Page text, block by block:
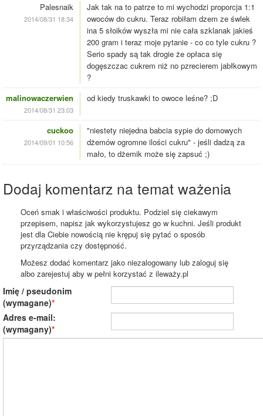
Palesnaik
2014/08/31 18:34
Jak tak na to patrze to mi wychodzi proporcja 1:1
owoców do cukru. Teraz robiłam dzem ze śwlek
ina 5 słoików wyszła mi nie cała szklanak jakieś
200 gram i teraz moje pytanie - co co tyle cukru ?
Serio spady są tak drogie że opłaca się
dogęszczac cukrem niż no pzrecierem jabłkowym
?
malinowaczerwien
2014/08/31 23:03
od kiedy truskawki to owoce leśne? ;D
cuckoo
2014/09/01 10:56
"niestety niejedna babcia sypie do domowych
dżemów ogromne ilości cukru" - jeśli dadzą za
mało, to dżemik może się zapsuć ;)
Dodaj komentarz na temat ważenia
Oceń smak i właściwości produktu. Podziel się ciekawym
przepisem, napisz jak wykorzystujesz go w kuchni. Jeśli produkt
jest dla Ciebie nowością nie krępuj się pytać o sposób
przyrządzania czy dostępność.
Możesz dodać komentarz jako niezalogowany lub zaloguj się
albo zarejestuj aby w pełni korzystać z ileważy.pl
Imię / pseudonim
(wymagane)
Adres e-mail:
(wymagany)